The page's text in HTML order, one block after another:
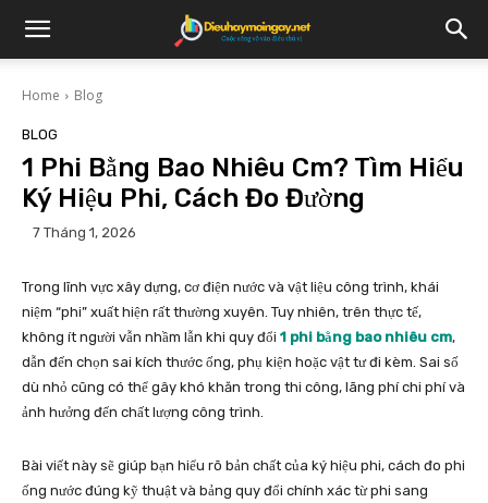
Home Blog
BLOG
1 Phi Bằng Bao Nhiêu Cm? Tìm Hiểu
Ký Hiệu Phi, Cách Đo Đường
7 Tháng 1, 2026
Trong lĩnh vực xây dựng, cơ điện nước và vật liệu công trình, khái
niệm “phi” xuất hiện rất thường xuyên. Tuy nhiên, trên thực tế,
không ít người vẫn nhầm lẫn khi quy đổi 1 phi bằng bao nhiêu cm,
dẫn đến chọn sai kích thước ống, phụ kiện hoặc vật tư đi kèm. Sai số
dù nhỏ cũng có thể gây khó khăn trong thi công, lãng phí chi phí và
ảnh hưởng đến chất lượng công trình.
Bài viết này sẽ giúp bạn hiểu rõ bản chất của ký hiệu phi, cách đo phi
ống nước đúng kỹ thuật và bảng quy đổi chính xác từ phi sang